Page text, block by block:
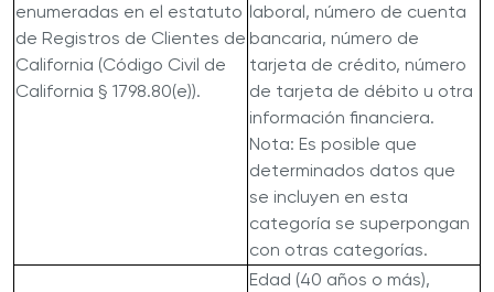
enumeradas en el estatuto
de Registros de Clientes de
California (Código Civil de
California § 1798.80(e)).
laboral, número de cuenta
bancaria, número de
tarjeta de crédito, número
de tarjeta de débito u otra
información financiera.
Nota: Es posible que
determinados datos que
se incluyen en esta
categoría se superpongan
con otras categorías.
Edad (40 años o más),